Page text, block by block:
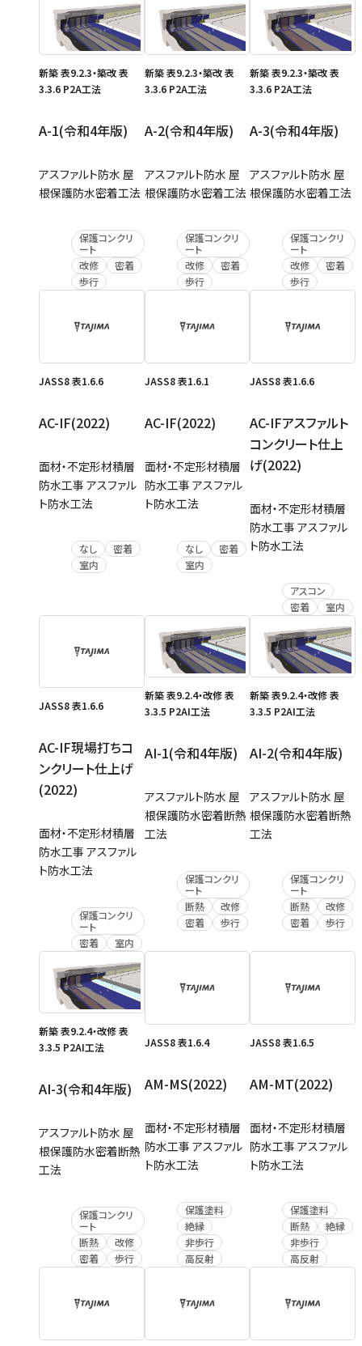
新築 表9.2.3・築改 表
3.3.6 P2A工法
A-1(令和4年版)
アスファルト防水 屋
根保護防水密着工法
保護コンクリ
ート
改修
密着
歩行
新築 表9.2.3・築改 表
3.3.6 P2A工法
A-2(令和4年版)
アスファルト防水 屋
根保護防水密着工法
保護コンクリ
ート
改修
密着
歩行
新築 表9.2.3・築改 表
3.3.6 P2A工法
A-3(令和4年版)
アスファルト防水 屋
根保護防水密着工法
保護コンクリ
ート
改修
密着
歩行
JASS8 表1.6.6
AC-IF(2022)
面材・不定形材積層
防水工事 アスファル
ト防水工法
なし
密着
室内
JASS8 表1.6.1
AC-IF(2022)
面材・不定形材積層
防水工事 アスファル
ト防水工法
なし
密着
室内
JASS8 表1.6.6
AC-IFアスファルト
コンクリート仕上
げ(2022)
面材・不定形材積層
防水工事 アスファル
ト防水工法
アスコン
密着
室内
JASS8 表1.6.6
AC-IF現場打ちコ
ンクリート仕上げ
(2022)
面材・不定形材積層
防水工事 アスファル
ト防水工法
保護コンクリ
ート
密着
室内
新築 表9.2.4・改修 表
3.3.5 P2AI工法
AI-1(令和4年版)
アスファルト防水 屋
根保護防水密着断熱
工法
保護コンクリ
ート
断熱
改修
密着
歩行
新築 表9.2.4・改修 表
3.3.5 P2AI工法
AI-2(令和4年版)
アスファルト防水 屋
根保護防水密着断熱
工法
保護コンクリ
ート
断熱
改修
密着
歩行
新築 表9.2.4・改修 表
3.3.5 P2AI工法
AI-3(令和4年版)
アスファルト防水 屋
根保護防水密着断熱
工法
保護コンクリ
ート
断熱
改修
密着
歩行
JASS8 表1.6.4
AM-MS(2022)
面材・不定形材積層
防水工事 アスファル
ト防水工法
保護塗料
絶縁
非歩行
高反射
JASS8 表1.6.5
AM-MT(2022)
面材・不定形材積層
防水工事 アスファル
ト防水工法
保護塗料
断熱
絶縁
非歩行
高反射